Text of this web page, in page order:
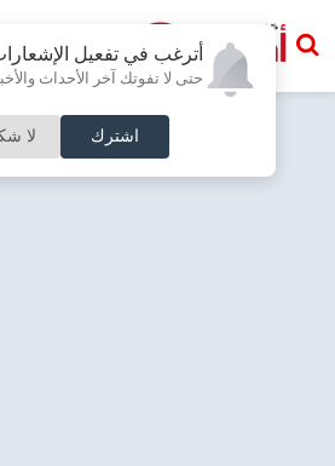
أترغب في تفعيل
حتى لا تفوتك آخر الأحداث
اشترك لا